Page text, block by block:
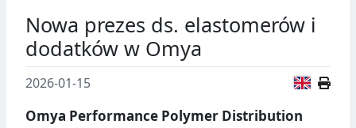
Nowa prezes ds. elastomerów i
dodatków w Omya
2026-01-15
Omya Performance Polymer Distribution